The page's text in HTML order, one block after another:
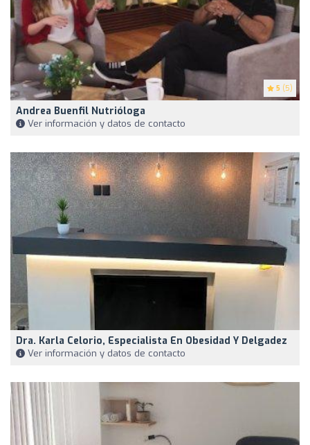
5 (5)
Andrea Buenfil Nutrióloga
Ver información y datos de contacto
Dra. Karla Celorio, Especialista En Obesidad Y Delgadez
Ver información y datos de contacto